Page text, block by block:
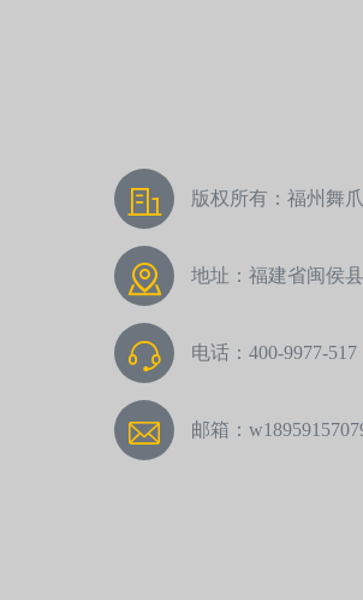
版权所有：福州舞
地址：福建省闽侯
电话：400-9977-517
邮箱：